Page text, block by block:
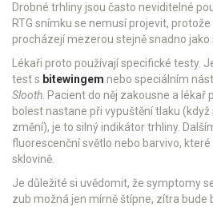
Drobné trhliny jsou často neviditelné
RTG snímku se nemusí projevit,
procházejí mezerou stejně snadno jako
Lékaři proto používají specifické testy.
test s bitewingem nebo speciálním
Slooth. Pacient do něj zakousne a lékař
bolest nastane při vypuštění tlaku
změní), je to silný indikátor trhliny.
fluorescenční světlo nebo barvivo,
sklovině.
Je důležité si uvědomit, že symptomy
zub možná jen mírně štípne, zítra bude